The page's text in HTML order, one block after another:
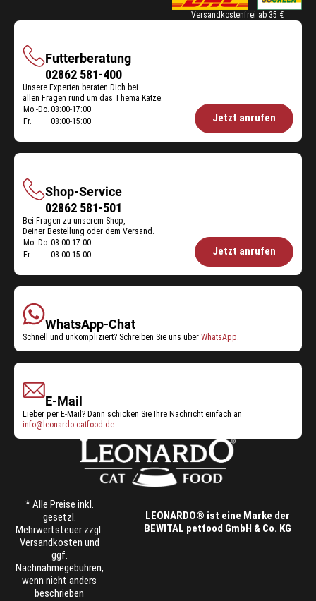
Versandkostenfrei ab 35 €
Futterberatung
Futterberatung
02862 581-400
Unsere Experten beraten Dich bei
allen Fragen rund um das Thema Katze.
Öffnungszeiten
Mo.-Do. 08:00-17:00
Fr.
08:00-15:00 Jetzt anrufen
Shop-Service
Shop-
Service
02862 581-501
Bei Fragen zu unserem Shop,
Deiner Bestellung oder dem Versand.
Öffnungszeiten
Mo.-Do. 08:00-17:00
Fr.
08:00-15:00 Jetzt anrufen
WhatsApp-Chat
Schnell und unkompliziert? Schreiben Sie uns über WhatsApp.
E-Mail
Lieber per E-Mail? Dann schicken Sie Ihre Nachricht einfach an
info@leonardo-catfood.de
* Alle Preise inkl.
gesetzl.
Mehrwertsteuer zzgl.
Versandkosten und
ggf.
Nachnahmegebühren,
wenn nicht anders
beschrieben
LEONARDO® ist eine Marke der
BEWITAL petfood GmbH & Co. KG